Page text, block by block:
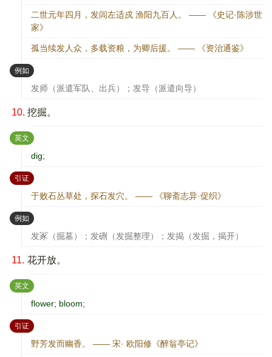
二世元年四月，发闾左适戍 渔阳九百人。 —— 《史记·陈涉世
家》
孤当续发人众，多载资粮，为卿后援。 —— 《资治通鉴》
例如 ：
发师（派遣军队、出兵）；发导（派遣向导）
10. 挖掘。
英文 ：
dig;
引证：
于败石丛草处，探石发穴。 —— 《聊斋志异·促织》
例如 ：
发冢（掘墓）；发硎（发掘整理）；发揭（发掘，揭开）
11. 花开放。
英文 ：
flower; bloom;
引证：
野芳发而幽香。 —— 宋· 欧阳修《醉翁亭记》